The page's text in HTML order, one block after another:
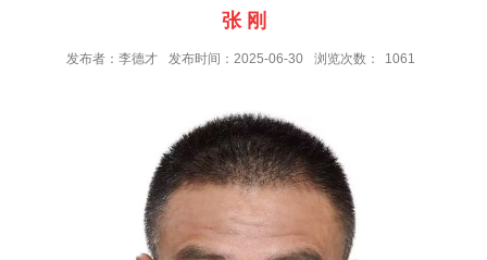
张 刚
发布者：李德才 发布时间：2025-06-30 浏览次数： 1061